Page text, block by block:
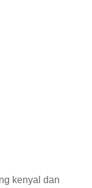
kenyal dan